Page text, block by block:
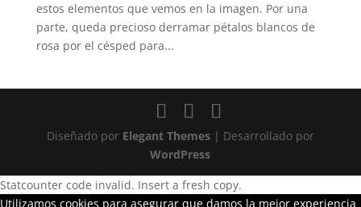
estos elementos que vemos en la imagen. Por una
parte, queda precioso derramar pétalos blancos de
rosa por el césped para...
Diseñado por Elegant Themes| Desarrollado por
WordPress
Statcounter code invalid. Insert a fresh copy.
Utilizamos cookies para asegurar que damos la mejor experiencia